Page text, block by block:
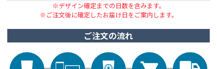
※デザイン確定までの日数を含みます。
※ご注文後に確定したお届け日をご案内します。
ご注文の流れ